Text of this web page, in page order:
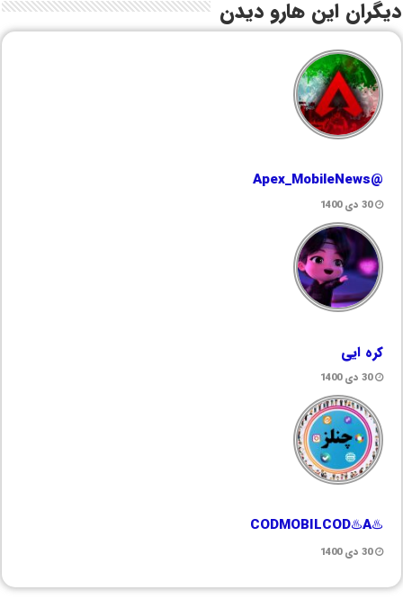
دیگران این هارو دیدن
@Apex_MobileNews
30 دی 1400
کره ایی
30 دی 1400
♨️CODMOBILCOD♨️A
30 دی 1400